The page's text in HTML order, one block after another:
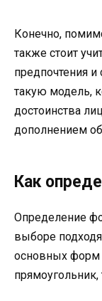
Конечно,
также стоит
предпочтения
такую модель,
достоинства
дополнением
Как
Определение
выборе
основных форм
прямоугольник,